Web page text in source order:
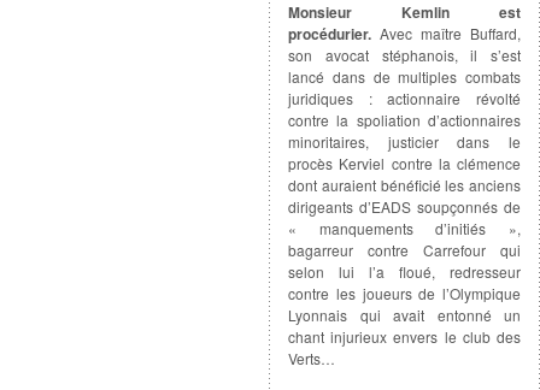
Monsieur Kemlin est
procédurier. Avec maître Buffard,
son avocat stéphanois, il s’est
lancé dans de multiples combats
juridiques : actionnaire révolté
contre la spoliation d’actionnaires
minoritaires, justicier dans le
procès Kerviel contre la clémence
dont auraient bénéficié les anciens
dirigeants d’EADS soupçonnés de
« manquements d’initiés »,
bagarreur contre Carrefour qui
selon lui l’a floué, redresseur
contre les joueurs de l’Olympique
Lyonnais qui avait entonné un
chant injurieux envers le club des
Verts…